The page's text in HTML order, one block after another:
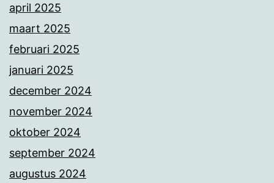
april 2025
maart 2025
februari 2025
januari 2025
december 2024
november 2024
oktober 2024
september 2024
augustus 2024